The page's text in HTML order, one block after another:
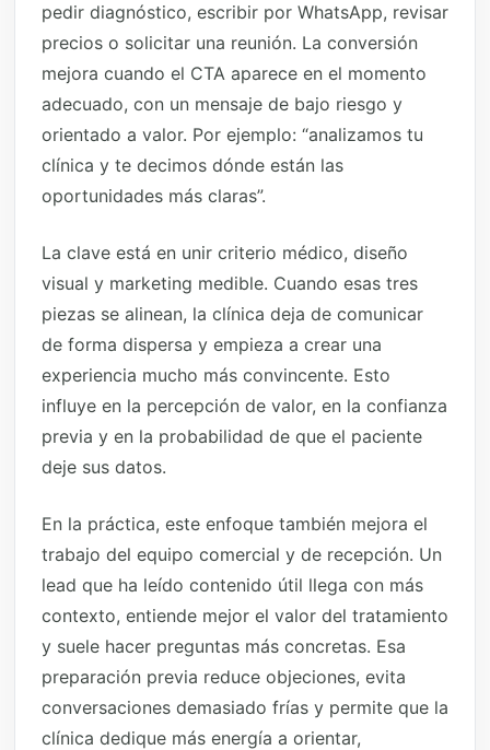
pedir diagnóstico, escribir por WhatsApp, revisar
precios o solicitar una reunión. La conversión
mejora cuando el CTA aparece en el momento
adecuado, con un mensaje de bajo riesgo y
orientado a valor. Por ejemplo: “analizamos tu
clínica y te decimos dónde están las
oportunidades más claras”.
La clave está en unir criterio médico, diseño
visual y marketing medible. Cuando esas tres
piezas se alinean, la clínica deja de comunicar
de forma dispersa y empieza a crear una
experiencia mucho más convincente. Esto
influye en la percepción de valor, en la confianza
previa y en la probabilidad de que el paciente
deje sus datos.
En la práctica, este enfoque también mejora el
trabajo del equipo comercial y de recepción. Un
lead que ha leído contenido útil llega con más
contexto, entiende mejor el valor del tratamiento
y suele hacer preguntas más concretas. Esa
preparación previa reduce objeciones, evita
conversaciones demasiado frías y permite que la
clínica dedique más energía a orientar,